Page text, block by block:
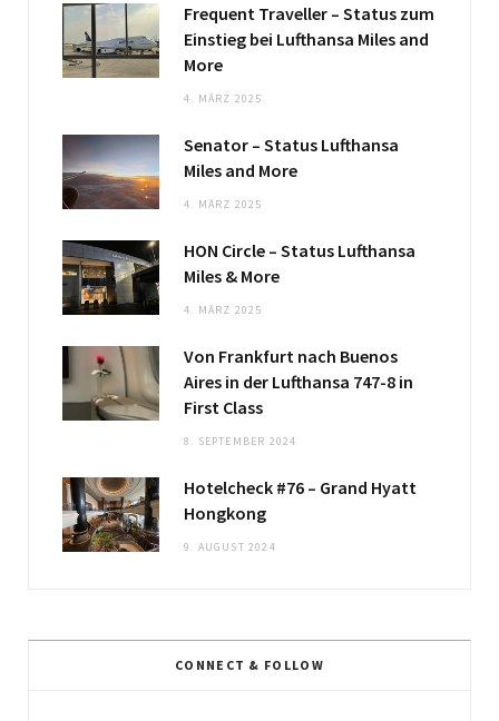
Frequent Traveller – Status zum
Einstieg bei Lufthansa Miles and
More
4. MÄRZ 2025
Senator – Status Lufthansa
Miles and More
4. MÄRZ 2025
HON Circle – Status Lufthansa
Miles & More
4. MÄRZ 2025
Von Frankfurt nach Buenos
Aires in der Lufthansa 747-8 in
First Class
8. SEPTEMBER 2024
Hotelcheck #76 – Grand Hyatt
Hongkong
9. AUGUST 2024
CONNECT & FOLLOW